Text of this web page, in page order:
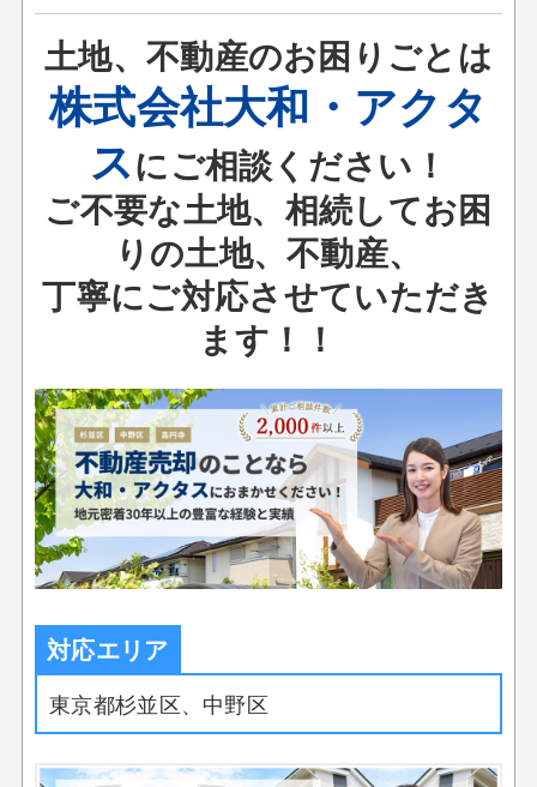
土地、不動産のお困りごとは
株式会社大和・アクタ
スにご相談ください！
ご不要な土地、相続してお困
りの土地、不動産、
丁寧にご対応させていただき
ます！！
対応エリア
東京都杉並区、中野区